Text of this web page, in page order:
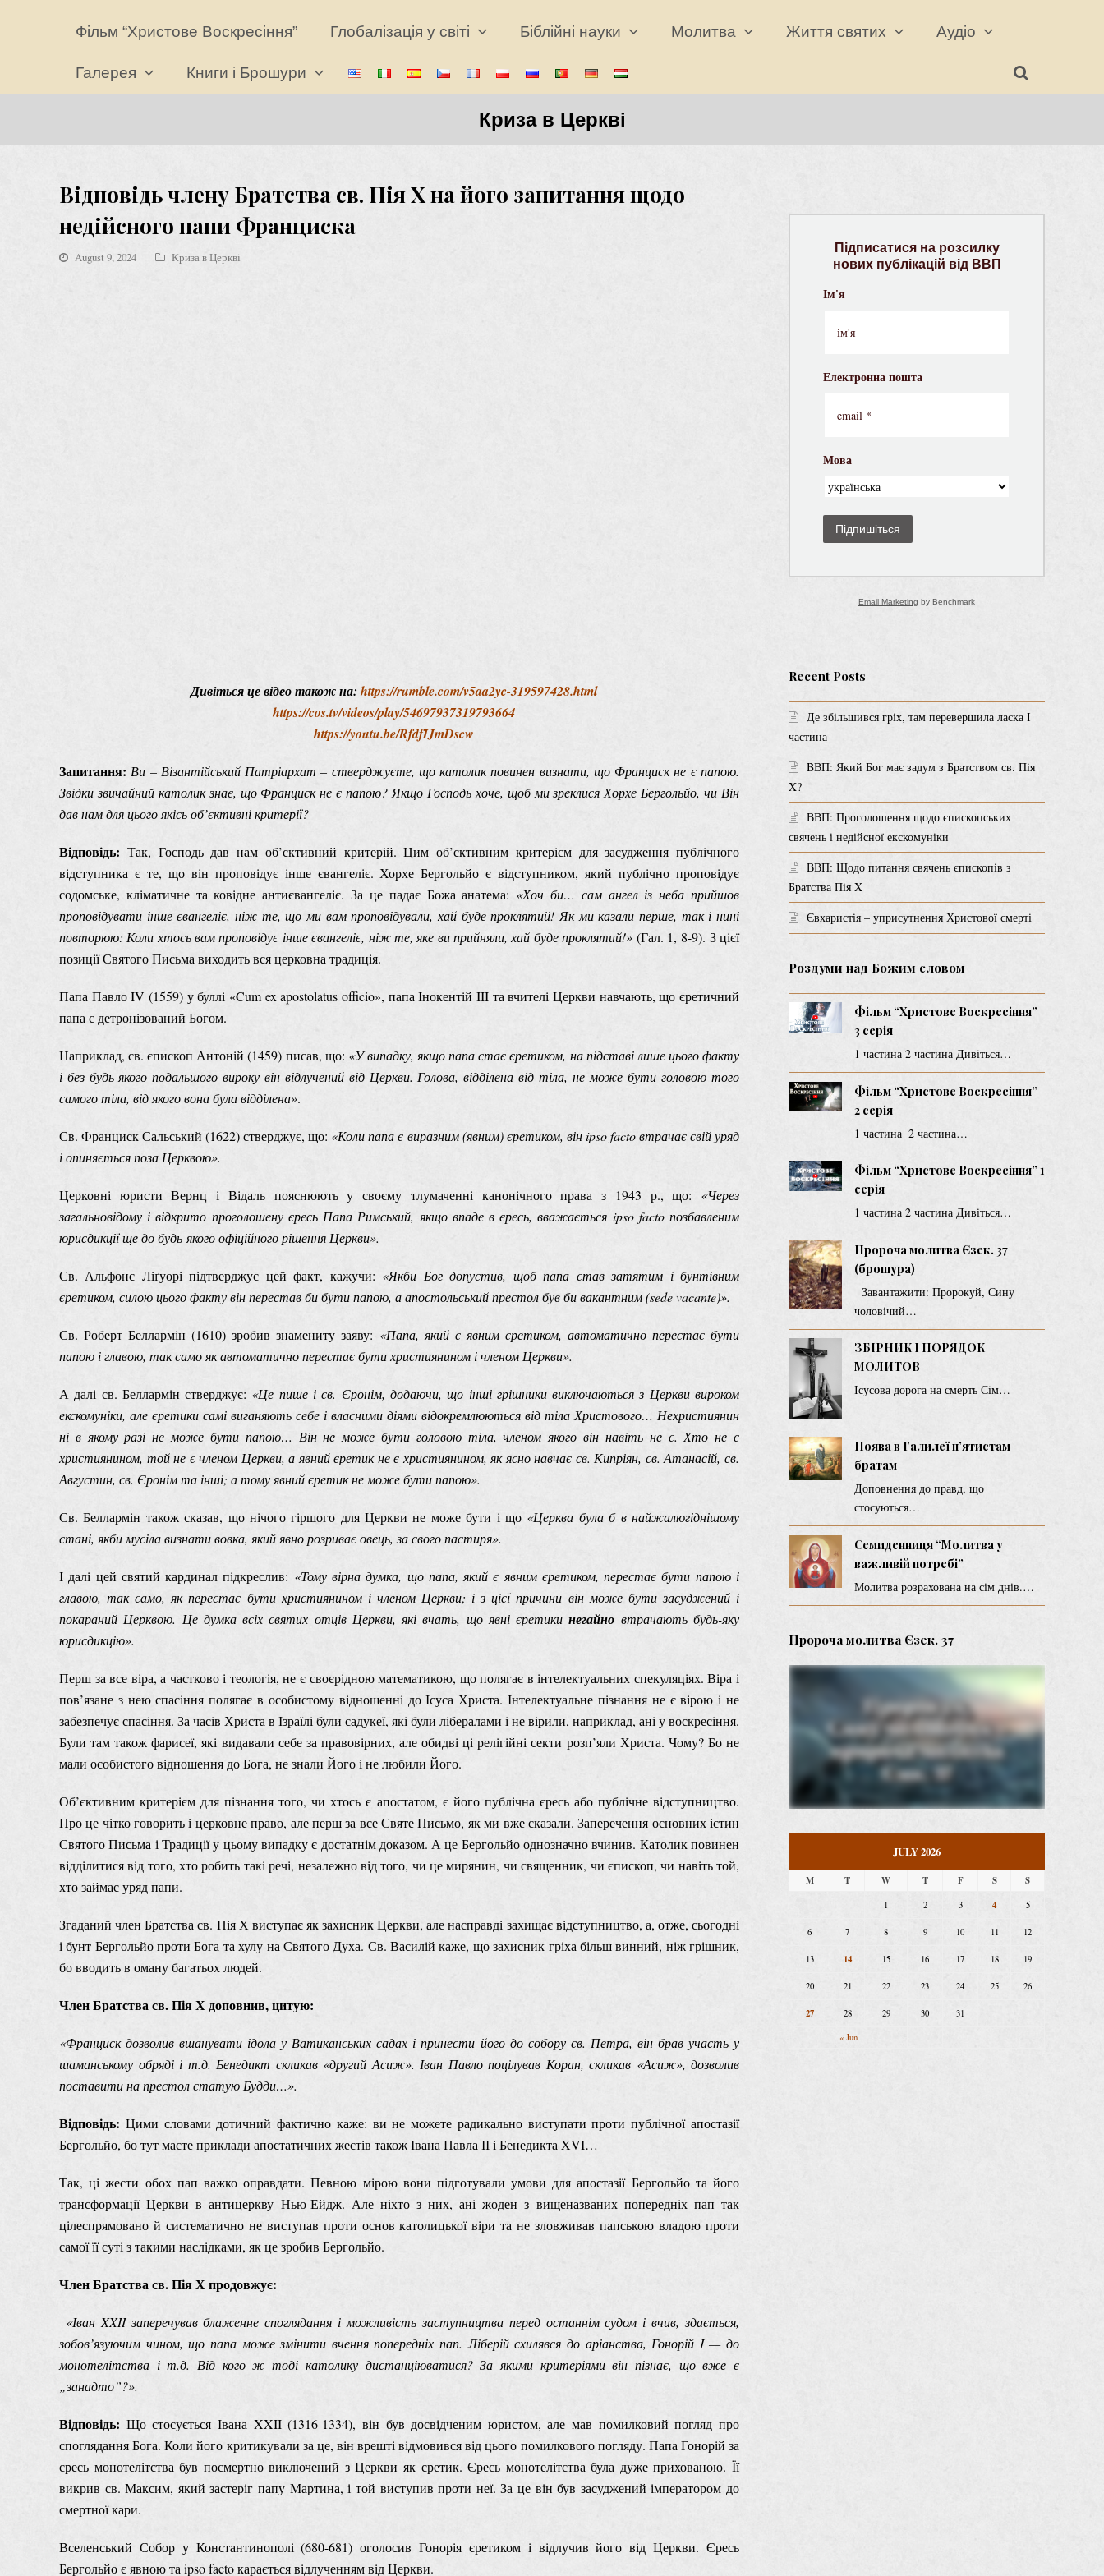
Фільм “Христове Воскресіння” Глобалізація у світі Біблійні науки Молитва Життя святих Аудіо
Галерея Книги і Брошури
Криза в Церкві
Відповідь члену Братства св. Пія X на його запитання щодо
недійсного папи Франциска
August 9, 2024 Криза в Церкві
Дивіться це відео також на: https://rumble.com/v5aa2yc-319597428.html
https://cos.tv/videos/play/54697937319793664
https://youtu.be/RfdfIJmDscw
Запитання: Ви – Візантійський Патріархат – стверджуєте, що католик повинен визнати, що Франциск не є папою.
Звідки звичайний католик знає, що Франциск не є папою? Якщо Господь хоче, щоб ми зреклися Хорхе Бергольйо, чи Він
дав нам для цього якісь об’єктивні критерії?
Відповідь: Так, Господь дав нам об’єктивний критерій. Цим об’єктивним критерієм для засудження публічного
відступника є те, що він проповідує інше євангеліє. Хорхе Бергольйо є відступником, який публічно проповідує
содомське, кліматичне та ковідне антиєвангеліє. За це падає Божа анатема: «Хоч би… сам ангел із неба прийшов
проповідувати інше євангеліє, ніж те, що ми вам проповідували, хай буде проклятий! Як ми казали перше, так і нині
повторюю: Коли хтось вам проповідує інше євангеліє, ніж те, яке ви прийняли, хай буде проклятий!» (Гал. 1, 8-9). З цієї
позиції Святого Письма виходить вся церковна традиція.
Папа Павло IV (1559) у буллі «Cum ex apostolatus officio», папа Інокентій III та вчителі Церкви навчають, що єретичний
папа є детронізований Богом.
Наприклад, св. єпископ Антоній (1459) писав, що: «У випадку, якщо папа стає єретиком, на підставі лише цього факту
і без будь-якого подальшого вироку він відлучений від Церкви. Голова, відділена від тіла, не може бути головою того
самого тіла, від якого вона була відділена».
Св. Франциск Сальський (1622) стверджує, що: «Коли папа є виразним (явним) єретиком, він ipso facto втрачає свій уряд
і опиняється поза Церквою».
Церковні юристи Вернц і Відаль пояснюють у своєму тлумаченні канонічного права з 1943 р., що: «Через
загальновідому і відкрито проголошену єресь Папа Римський, якщо впаде в єресь, вважається ipso facto позбавленим
юрисдикції ще до будь-якого офіційного рішення Церкви».
Св. Альфонс Ліґуорі підтверджує цей факт, кажучи: «Якби Бог допустив, щоб папа став затятим і бунтівним
єретиком, силою цього факту він перестав би бути папою, а апостольський престол був би вакантним (sede vacante)».
Св. Роберт Беллармін (1610) зробив знамениту заяву: «Папа, який є явним єретиком, автоматично перестає бути
папою і главою, так само як автоматично перестає бути християнином і членом Церкви».
А далі св. Беллармін стверджує: «Це пише і св. Єронім, додаючи, що інші грішники виключаються з Церкви вироком
екскомуніки, але єретики самі виганяють себе і власними діями відокремлюються від тіла Христового… Нехристиянин
ні в якому разі не може бути папою… Він не може бути головою тіла, членом якого він навіть не є. Хто не є
християнином, той не є членом Церкви, а явний єретик не є християнином, як ясно навчає св. Кипріян, св. Атанасій, св.
Августин, св. Єронім та інші; а тому явний єретик не може бути папою».
Св. Беллармін також сказав, що нічого гіршого для Церкви не може бути і що «Церква була б в найжалюгіднішому
стані, якби мусіла визнати вовка, який явно розриває овець, за свого пастиря».
І далі цей святий кардинал підкреслив: «Тому вірна думка, що папа, який є явним єретиком, перестає бути папою і
главою, так само, як перестає бути християнином і членом Церкви; і з цієї причини він може бути засуджений і
покараний Церквою. Це думка всіх святих отців Церкви, які вчать, що явні єретикинегайно втрачають будь-яку
юрисдикцію».
Перш за все віра, а частково і теологія, не є своєрідною математикою, що полягає в інтелектуальних спекуляціях. Віра і
пов’язане з нею спасіння полягає в особистому відношенні до Ісуса Христа. Інтелектуальне пізнання не є вірою і не
забезпечує спасіння. За часів Христа в Ізраїлі були садукеї, які були лібералами і не вірили, наприклад, ані у воскресіння.
Були там також фарисеї, які видавали себе за правовірних, але обидві ці релігійні секти розп’яли Христа. Чому? Бо не
мали особистого відношення до Бога, не знали Його і не любили Його.
Об’єктивним критерієм для пізнання того, чи хтось є апостатом, є його публічна єресь або публічне відступництво.
Про це чітко говорить і церковне право, але перш за все Святе Письмо, як ми вже сказали. Заперечення основних істин
Святого Письма і Традиції у цьому випадку є достатнім доказом. А це Бергольйо однозначно вчинив. Католик повинен
відділитися від того, хто робить такі речі, незалежно від того, чи це мирянин, чи священник, чи єпископ, чи навіть той,
хто займає уряд папи.
Згаданий член Братства св. Пія Х виступає як захисник Церкви, але насправді захищає відступництво, а, отже, сьогодні
і бунт Бергольйо проти Бога та хулу на Святого Духа. Св. Василій каже, що захисник гріха більш винний, ніж грішник,
бо вводить в оману багатьох людей.
Член Братства св. Пія Х доповнив, цитую:
«Франциск дозволив вшанувати ідола у Ватиканських садах і принести його до собору св. Петра, він брав участь у
шаманському обряді і т.д. Бенедикт скликав «другий Асиж». Іван Павло поцілував Коран, скликав «Асиж», дозволив
поставити на престол статую Будди…».
Відповідь: Цими словами дотичний фактично каже: ви не можете радикально виступати проти публічної апостазії
Бергольйо, бо тут маєте приклади апостатичних жестів також Івана Павла ІІ і Бенедикта XVI…
Так, ці жести обох пап важко оправдати. Певною мірою вони підготували умови для апостазії Бергольйо та його
трансформації Церкви в антицеркву Нью-Ейдж. Але ніхто з них, ані жоден з вищеназваних попередніх пап так
цілеспрямовано й систематично не виступав проти основ католицької віри та не зловживав папською владою проти
самої її суті з такими наслідками, як це зробив Бергольйо.
Член Братства св. Пія Х продовжує:
«Іван XXII заперечував блаженне споглядання і можливість заступництва перед останнім судом і вчив, здається,
зобов’язуючим чином, що папа може змінити вчення попередніх пап. Ліберій схилявся до аріанства, Гонорій I — до
монотелітства і т.д. Від кого ж тоді католику дистанціюватися? За якими критеріями він пізнає, що вже є
„занадто”?».
Відповідь: Що стосується Івана XXII (1316-1334), він був досвідченим юристом, але мав помилковий погляд про
споглядання Бога. Коли його критикували за це, він врешті відмовився від цього помилкового погляду. Папа Гонорій за
єресь монотелітства був посмертно виключений з Церкви як єретик. Єресь монотелітства була дуже прихованою. Її
викрив св. Максим, який застеріг папу Мартина, і той виступив проти неї. За це він був засуджений імператором до
смертної кари.
Вселенський Собор у Константинополі (680-681) оголосив Гонорія єретиком і відлучив його від Церкви. Єресь
Бергольйо є явною та ipso facto карається відлученням від Церкви.
Підписатися на розсилку
нових публікацій від ВВП
Ім'я
Електронна пошта
Мова
Підпишіться
Email Marketing by Benchmark
Recent Posts
Де збільшився гріх, там перевершила ласка І
частина
BВП: Який Бог має задум з Братством св. Пія
X?
ВВП: Проголошення щодо єпископських
свячень і недійсної екскомуніки
ВВП: Щодо питання свячень єпископів з
Братства Пія X
Євхаристія – уприсутнення Христової смерті
Роздуми над Божим словом
Фільм “Христове Воскресіння”
3 серія
1 частина 2 частина Дивіться…
Фільм “Христове Воскресіння”
2 серія
1 частина 2 частина…
Фільм “Христове Воскресіння” 1
серія
1 частина 2 частина Дивіться…
Пророча молитва Єзек. 37
(брошура)
Завантажити: Пророкуй, Сину
чоловічий…
ЗБІРНИК І ПОРЯДОК
МОЛИТОВ
Ісусова дорога на смерть Сім…
Поява в Галилеї п’ятистам
братам
Доповнення до правд, що
стосуються…
Семиденниця “Молитва у
важливій потребі”
Молитва розрахована на сім днів.…
Пророча молитва Єзек. 37
JULY 2026
M T W T F S S
« Jun
1 2 3 4 5
6 7 8 9 10 11 12
13 14 15 16 17 18 19
20 21 22 23 24 25 26
27 28 29 30 31